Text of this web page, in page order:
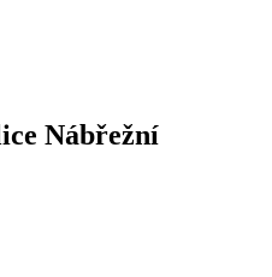
Nábřežní